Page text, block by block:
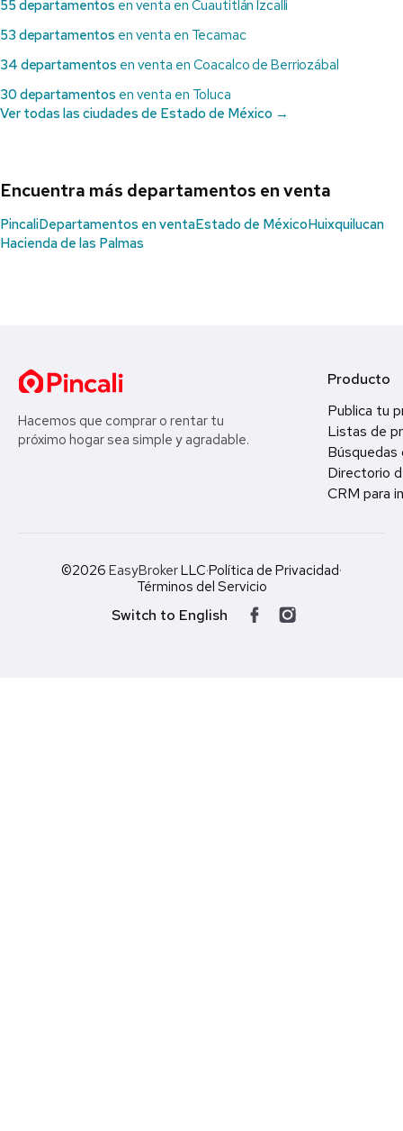
55 departamentos en venta en Cuautitlán Izcalli
53 departamentos en venta en Tecamac
34 departamentos en venta en Coacalco de Berriozábal
30 departamentos en venta en Toluca
Ver todas las ciudades de Estado de México →
Encuentra más departamentos en venta
PincaliDepartamentos en ventaEstado de MéxicoHuixquilucan
Hacienda de las Palmas
Hacemos que comprar o rentar tu
próximo hogar sea simple y agradable.
Producto
Publica tu
Listas de
Búsquedas
Directorio
CRM para
©2026 EasyBrokerLLC·Política de Privacidad·
Términos del Servicio
Switch to English